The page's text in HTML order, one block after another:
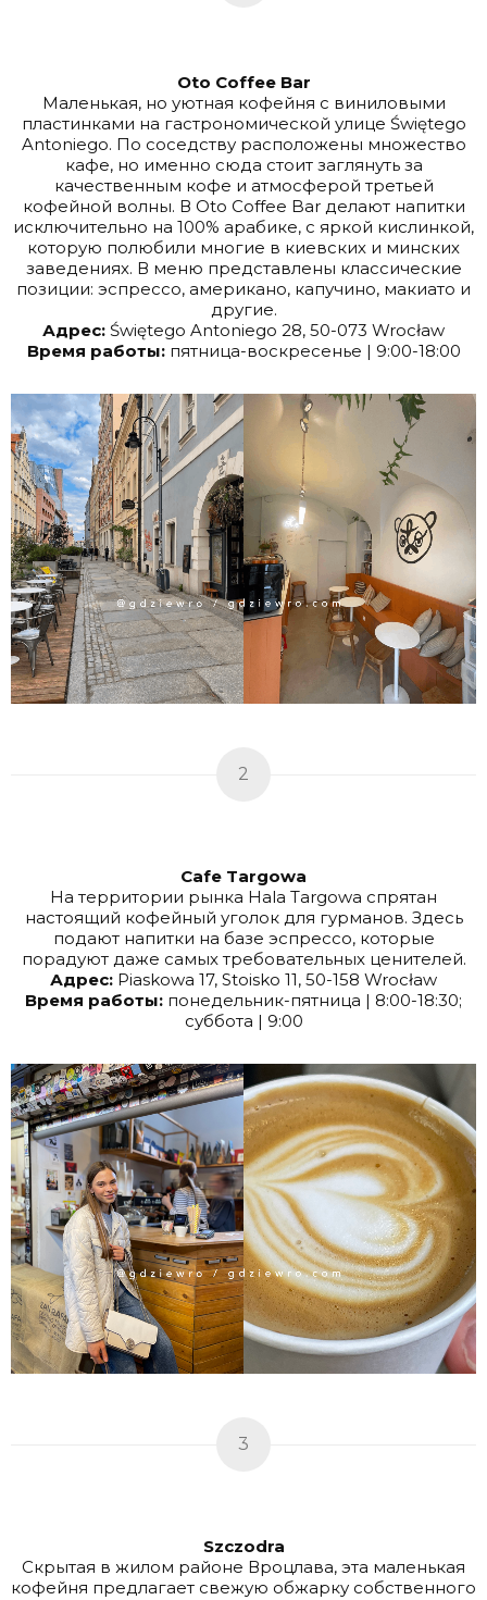
Oto Coffee Bar
Маленькая, но уютная кофейня с виниловыми
пластинками на гастрономической улице Świętego
Antoniego. По соседству расположены множество
кафе, но именно сюда стоит заглянуть за
качественным кофе и атмосферой третьей
кофейной волны. В Oto Coffee Bar делают напитки
исключительно на 100% арабике, с яркой кислинкой,
которую полюбили многие в киевских и минских
заведениях. В меню представлены классические
позиции: эспрессо, американо, капучино, макиато и
другие.
Адрес: Świętego Antoniego 28, 50-073 Wrocław
Время работы:пятница-воскресенье | 9:00-18:00
2
Cafe Targowa
На территории рынка Hala Targowa спрятан
настоящий кофейный уголок для гурманов. Здесь
подают напитки на базе эспрессо, которые
порадуют даже самых требовательных ценителей.
Адрес: Piaskowa 17, Stoisko 11, 50-158 Wrocław
Время работы: понедельник-пятница | 8:00-18:30;
суббота | 9:00
3
Szczodra
Скрытая в жилом районе Вроцлава, эта маленькая
кофейня предлагает свежую обжарку собственного